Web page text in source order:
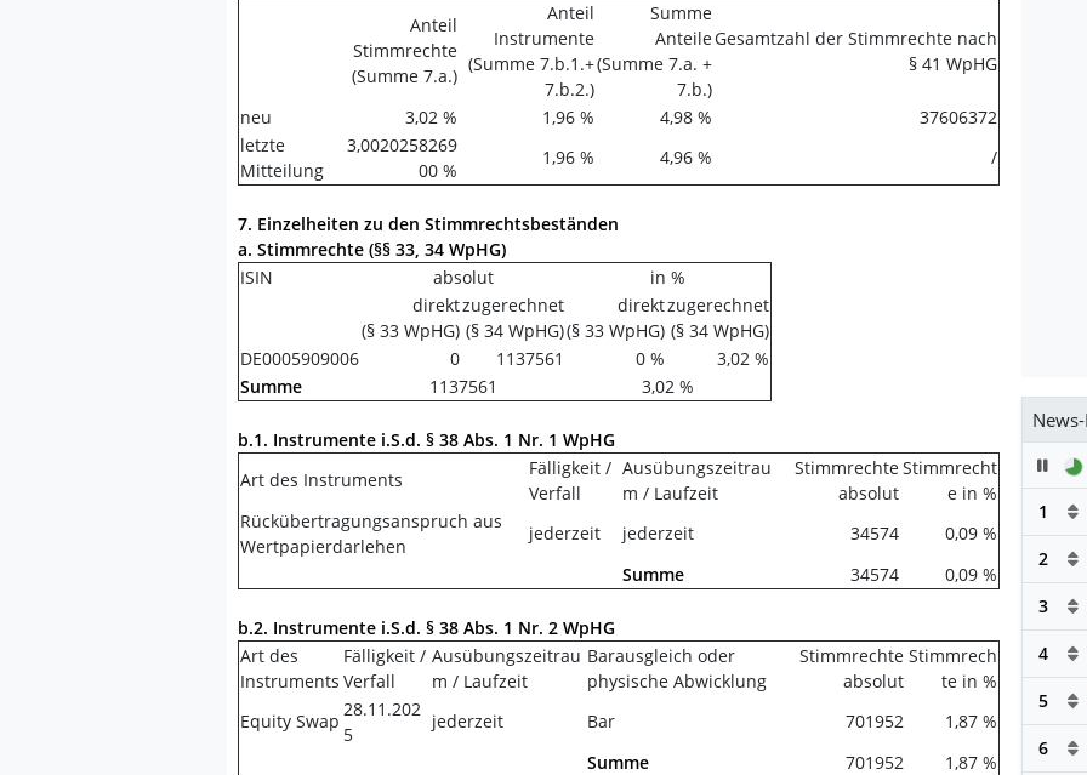
Anteil
Stimmrechte
(Summe 7.a.)
Anteil
Instrumente
(Summe 7.b.1.+
7.b.2.)
Summe
Anteile
(Summe 7.a. +
7.b.)
Gesamtzahl der Stimmrechte nach
§ 41 WpHG
neu 3,02 % 1,96 % 4,98 %
37606372
letzte
Mitteilung
3,0020258269
00 %
1,96 % 4,96 % /
7. Einzelheiten zu den Stimmrechtsbeständen
a. Stimmrechte (§§ 33, 34 WpHG)
ISIN
absolut
in %
direkt
(§ 33 WpHG)
zugerechnet
(§ 34 WpHG)
direkt
(§ 33 WpHG)
zugerechnet
(§ 34 WpHG)
DE0005909006
0 1137561 0 %
3,02 %
Summe
1137561 3,02 %
b.1. Instrumente i.S.d. § 38 Abs. 1 Nr. 1 WpHG
Art des Instruments
Fälligkeit /
Verfall
Ausübungszeitrau
m / Laufzeit
Stimmrechte
absolut
Stimmrecht
e in %
Rückübertragungsanspruch aus
Wertpapierdarlehen
jederzeit jederzeit 34574
0,09 %
Summe
34574 0,09 %
b.2. Instrumente i.S.d. § 38 Abs. 1 Nr. 2 WpHG
Art des
Instruments
Fälligkeit /
Verfall
Ausübungszeitrau
m / Laufzeit
Barausgleich oder
physische Abwicklung
Stimmrechte
absolut
Stimmrech
te in %
Equity Swap
28.11.202
5
jederzeit Bar 701952
1,87 %
Summe
701952 1,87 %
1
2
3
4
5
6